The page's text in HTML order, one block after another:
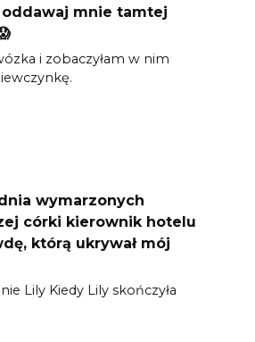
oddawaj mnie tamtej
i zobaczyłam w nim
wymarzonych
córki kierownik hotelu
którą ukrywał mój
Lily Kiedy Lily skończyła